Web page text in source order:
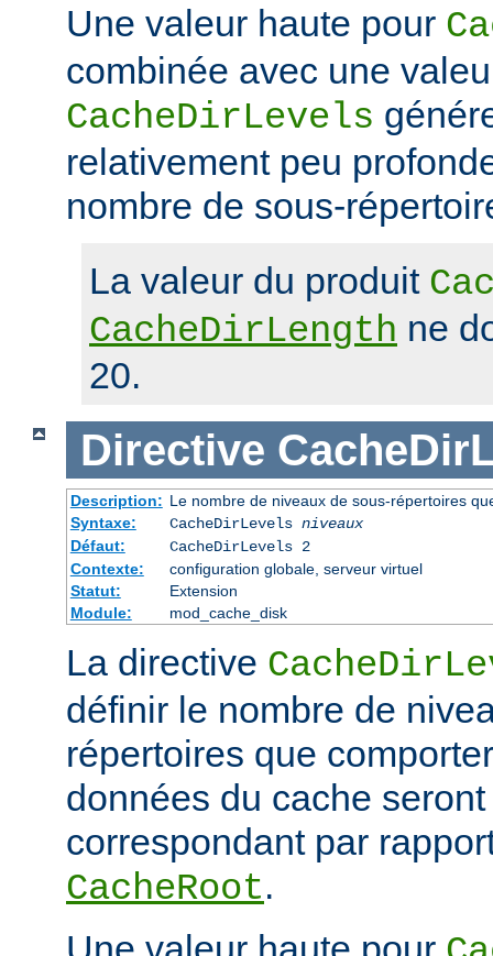
Une valeur haute pour
combinée avec une
CacheDirLevels
relativement peu
nombre de sous-
La valeur du produit
CacheDirLength ne
20.
Directive
Description: Le nombre de niveaux de sous-répertoires
Syntaxe:
CacheDirLevels niveaux
Défaut:
CacheDirLevels 2
Contexte:
configuration globale, serveur virtuel
Statut:
Extension
Module:
mod_cache_disk
La directive
définir le nombre de
répertoires que
données du cache
correspondant par
CacheRoot.